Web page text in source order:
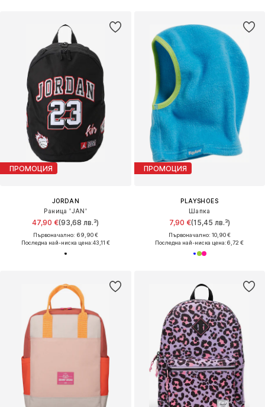
ПРОМОЦИЯ
JORDAN
Раница 'JAN'
47,90 €(93,68 лв.³)
Първоначално: 69,90 €
Последна най-ниска цена:43,11 €
ПРОМОЦИЯ
PLAYSHOES
Шапка
7,90 €(15,45 лв.³)
Първоначално: 10,90 €
Последна най-ниска цена:6,72 €